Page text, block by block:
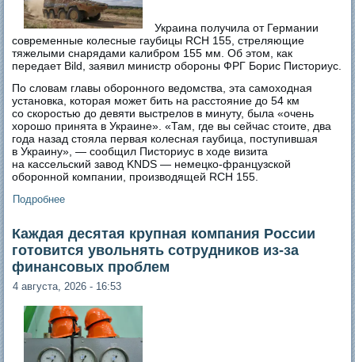
Украина получила от Германии
современные колесные гаубицы RCH 155, стреляющие
тяжелыми снарядами калибром 155 мм. Об этом, как
передает Bild, заявил министр обороны ФРГ Борис Писториус.
По словам главы оборонного ведомства, эта самоходная
установка, которая может бить на расстояние до 54 км
со скоростью до девяти выстрелов в минуту, была «очень
хорошо принята в Украине». «Там, где вы сейчас стоите, два
года назад стояла первая колесная гаубица, поступившая
в Украину», — сообщил Писториус в ходе визита
на кассельский завод KNDS — немецко-французской
оборонной компании, производящей RCH 155.
Подробнее
Каждая десятая крупная компания России
готовится увольнять сотрудников из-за
финансовых проблем
4 августа, 2026 - 16:53